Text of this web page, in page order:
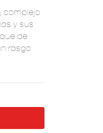
complejo
y sus
de
rasgo